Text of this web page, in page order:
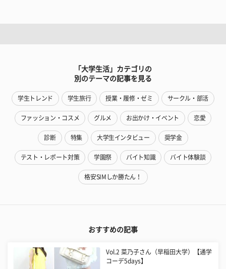
「大学生活」カテゴリの
別のテーマの記事を見る
学生トレンド 学生旅行 授業・履修・ゼミ サークル・部活
ファッション・コスメ グルメ お出かけ・イベント 恋愛
診断 特集 大学生インタビュー 奨学金
テスト・レポート対策 学園祭 バイト知識 バイト体験談
格安SIMしか勝たん！
おすすめの記事
Vol.2 菜乃子さん（早稲田大学）【通学
コーデ5days】